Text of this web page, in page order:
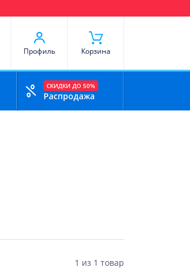
Профиль Корзина
СКИДКИ ДО 50%
Распродажа
1 из 1 товар